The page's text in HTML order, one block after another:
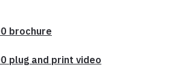
brochure
plug and print video